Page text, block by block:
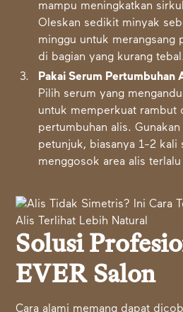
mampu meningkatkan
Oleskan sedikit minyak
minggu untuk merangsang
di bagian yang kurang
Pakai Serum Pertumbuhan
Pilih serum yang
untuk memperkuat rambut
pertumbuhan alis.
petunjuk, biasanya 1-2 kali
menggosok area alis terlalu
Solusi
EVER Salon
Cara alami memang dapat